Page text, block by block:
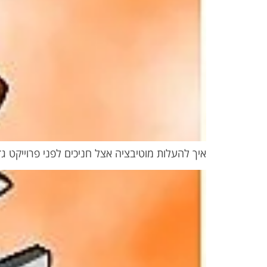
איך להעלות מוטיבציה אצל חניכים לפני פרוייקט